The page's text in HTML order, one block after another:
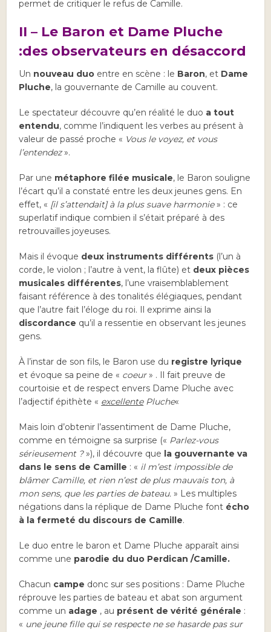
permet de critiquer le refus de Camille.
II – Le Baron et Dame Pluche
:des observateurs en désaccord
Un nouveau duo entre en scène : le Baron, et Dame
Pluche, la gouvernante de Camille au couvent.
Le spectateur découvre qu’en réalité le duo a tout
entendu, comme l’indiquent les verbes au présent à
valeur de passé proche « Vous le voyez, et vous
l’entendez».
Par une métaphore filée musicale, le Baron souligne
l’écart qu’il a constaté entre les deux jeunes gens. En
effet, « [il s’attendait] à la plus suave harmonie» : ce
superlatif indique combien il s’était préparé à des
retrouvailles joyeuses.
Mais il évoque deux instruments différents (l’un à
corde, le violon ; l’autre à vent, la flûte) et deux pièces
musicales différentes, l’une vraisemblablement
faisant référence à des tonalités élégiaques, pendant
que l’autre fait l’éloge du roi. Il exprime ainsi la
discordance qu’il a ressentie en observant les jeunes
gens.
À l’instar de son fils, le Baron use du registre lyrique
et évoque sa peine de « coeur» . Il fait preuve de
courtoisie et de respect envers Dame Pluche avec
l’adjectif épithète « excellentePluche«
Mais loin d’obtenir l’assentiment de Dame Pluche,
comme en témoigne sa surprise (« Parlez-vous
sérieusement ?»), il découvre que la gouvernante va
dans le sens de Camille : « il m’est impossible de
blâmer Camille, et rien n’est de plus mauvais ton, à
mon sens, que les parties de bateau.» Les multiples
négations dans la réplique de Dame Pluche font écho
à la fermeté du discours de Camille.
Le duo entre le baron et Dame Pluche apparaît ainsi
comme une parodie du duo Perdican /Camille.
Chacun campe donc sur ses positions : Dame Pluche
réprouve les parties de bateau et abat son argument
comme un adage , au présent de vérité générale :
« une jeune fille qui se respecte ne se hasarde pas sur